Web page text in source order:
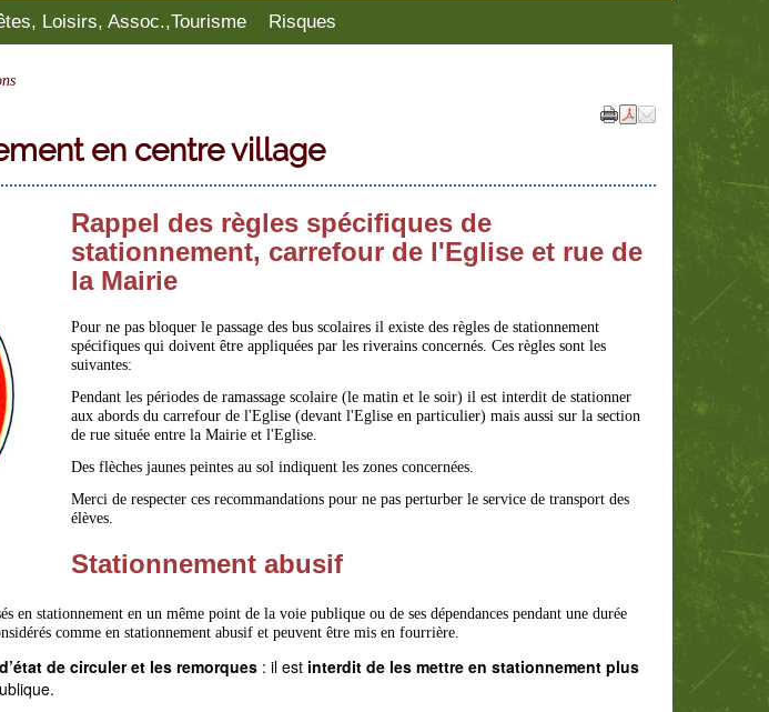
Loisirs, Assoc.,Tourisme Risques
en centre village
Rappel des règles spécifiques de
stationnement, carrefour de l'Eglise et rue de
la Mairie
Pour ne pas bloquer le passage des bus scolaires il existe des règles de stationnement
spécifiques qui doivent être appliquées par les riverains concernés. Ces règles sont les
suivantes:
Pendant les périodes de ramassage scolaire (le matin et le soir) il est interdit de stationner
aux abords du carrefour de l'Eglise (devant l'Eglise en particulier) mais aussi sur la section
de rue située entre la Mairie et l'Eglise.
Des flèches jaunes peintes au sol indiquent les zones concernées.
Merci de respecter ces recommandations pour ne pas perturber le service de transport des
élèves.
Stationnement abusif
en stationnement en un même point de la voie publique ou de ses dépendances pendant une durée
comme en stationnement abusif et peuvent être mis en fourrière.
de circuler et les remorques: il est interdit de les mettre en stationnement plus